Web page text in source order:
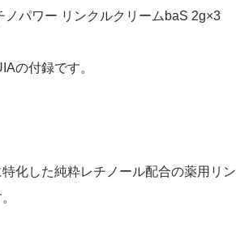
ノパワー リンクルクリームbaS 2g×3
の付録です。
化した純粋レチノール配合の薬用リン